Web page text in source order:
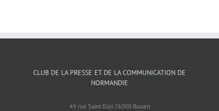
CLUB DE LA PRESSE ET DE LA COMMUNICATION DE
NORMANDIE
49 rue Saint Eloi 76000 Rouen